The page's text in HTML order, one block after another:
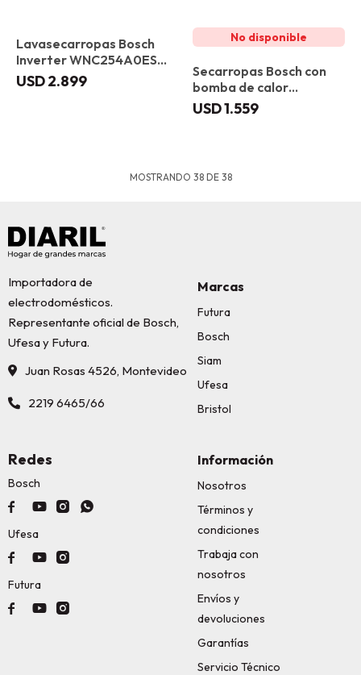
Lavasecarropas Bosch
Inverter WNC254A0ES
10,5/6kg
USD2.899
Secarropas Bosch con
bomba de calor
WTR83200ES 8 kg
USD1.559
MOSTRANDO 38DE 38
Importadora de
electrodomésticos.
Representante oficial de Bosch,
Ufesa y Futura.
Juan Rosas 4526, Montevideo
2219 6465/66
Marcas
Futura
Bosch
Siam
Ufesa
Bristol
Información
Nosotros
Términos y
condiciones
Trabaja con
nosotros
Envíos y
devoluciones
Garantías
Servicio Técnico
Redes
Bosch
   
Ufesa
  
Futura
  